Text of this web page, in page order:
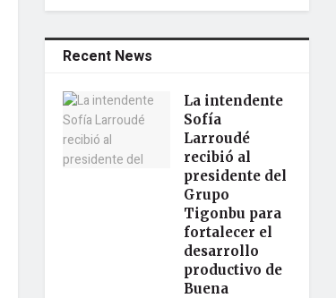
Recent News
La intendente
Sofía
Larroudé
recibió al
presidente del
Grupo
Tigonbu para
fortalecer el
desarrollo
productivo de
Buena